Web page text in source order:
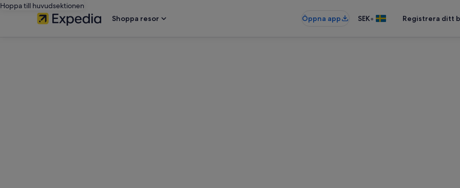
Hoppa till huvudsektionen
Shoppa resor
Öppna app SEK• Registrera ditt